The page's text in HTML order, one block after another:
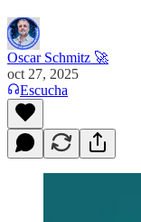
Oscar Schmitz 🚀
oct 27, 2025
Escucha